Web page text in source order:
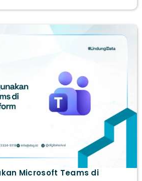
Microsoft Teams​ di